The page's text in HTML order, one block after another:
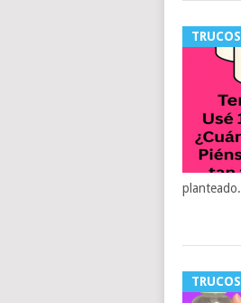
TRUCOS
planteado.
TRUCOS